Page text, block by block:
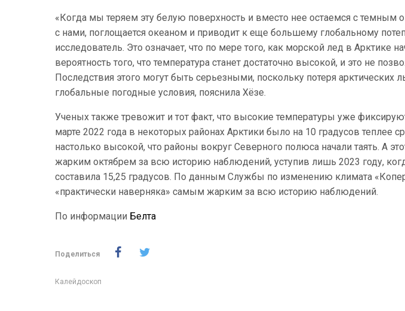
«Когда мы теряем эту белую поверхность и вместо нее остаемся с темным
с нами, поглощается океаном и приводит к еще большему глобальному
исследователь. Это означает, что по мере того, как морской лед в Арктике
вероятность того, что температура станет достаточно высокой, и это не
Последствия этого могут быть серьезными, поскольку потеря арктических
глобальные погодные условия, пояснила Хёзе.
Ученых также тревожит и тот факт, что высокие температуры уже
марте 2022 года в некоторых районах Арктики было на 10 градусов теплее
настолько высокой, что районы вокруг Северного полюса начали таять. А
жарким октябрем за всю историю наблюдений, уступив лишь 2023 году,
составила 15,25 градусов. По данным Службы по изменению климата
«практически наверняка» самым жарким за всю историю наблюдений.
По информации Белта
Поделиться
Калейдоскоп